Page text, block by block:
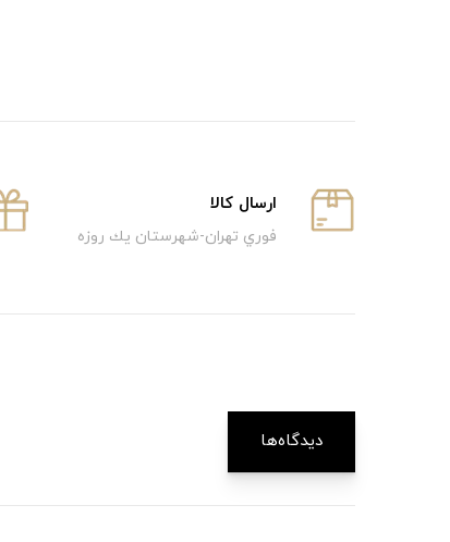
ارسال كالا
فوري تهران-شهرستان يك روزه
دیدگاه‌ها